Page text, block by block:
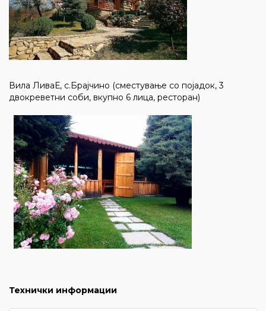
Вила ЛиваЕ, с.Брајчино (сместување со појадок, 3
двокреветни соби, вкупно 6 лица, ресторан)
Технички информации